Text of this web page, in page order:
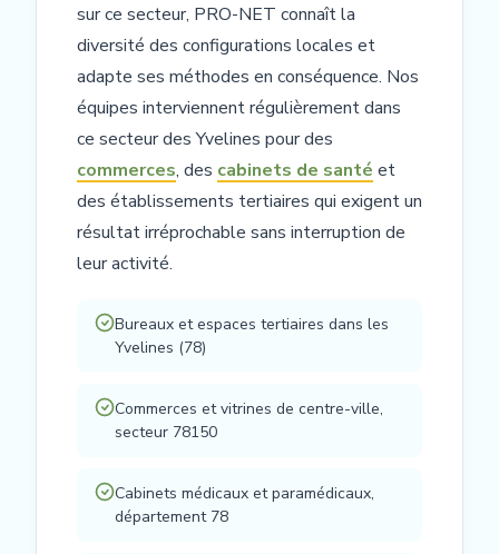
sur ce secteur, PRO-NET connaît la
diversité des configurations locales et
adapte ses méthodes en conséquence. Nos
équipes interviennent régulièrement dans
ce secteur des Yvelines pour des
commerces, des cabinets de santé et
des établissements tertiaires qui exigent un
résultat irréprochable sans interruption de
leur activité.
Bureaux et espaces tertiaires dans les
Yvelines (78)
Commerces et vitrines de centre-ville,
secteur 78150
Cabinets médicaux et paramédicaux,
département 78